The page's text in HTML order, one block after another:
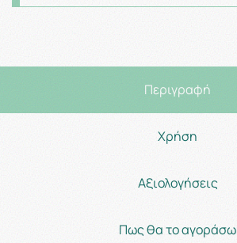
Περιγραφή
Χρήση
Αξιολογήσεις
Πως θα το αγοράσω